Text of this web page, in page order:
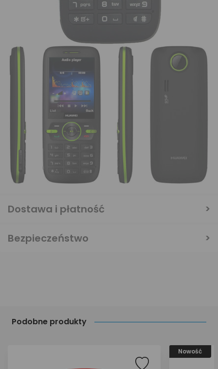
Podobne produkty
Nowość
Dostawa i płatność
Bezpieczeństwo